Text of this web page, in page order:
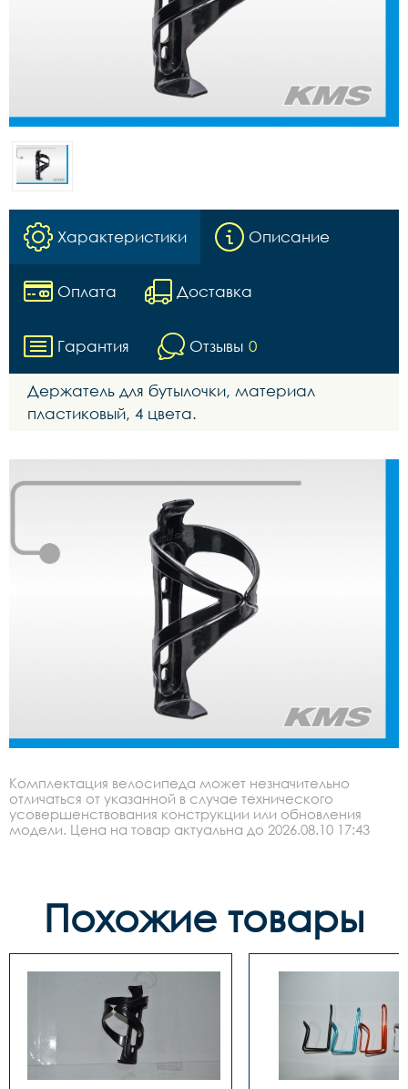
Характеристики Описание
Оплата Доставка
Гарантия Отзывы 0
Держатель для бутылочки, материал
пластиковый, 4 цвета.
Комплектация велосипеда может незначительно
отличаться от указанной в случае технического
усовершенствования конструкции или обновления
модели. Цена на товар актуальна до 2026.08.10 17:43
Похожие товары